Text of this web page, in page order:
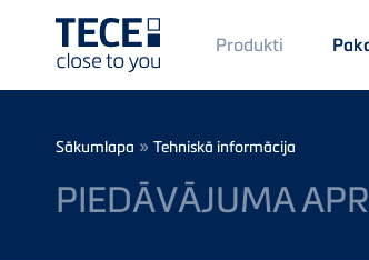
Main
Menü
1
Produkti
Breadcrumb
Sākumlapa » Tehniskā informācija
PIEDĀVĀJUMA